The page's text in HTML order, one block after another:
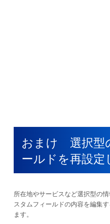
おまけ 選択型
ールドを再設定
所在地やサービスなど選択型の
スタムフィールドの内容を編集
ます。